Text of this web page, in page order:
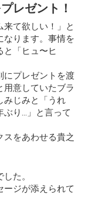
レゼント！
て欲しい！」
と
なります。事情を
と「ヒュ〜ヒ
にプレゼントを渡
用意していたブラ
みじみと「うれ
ぶり…」と言って
スをあわせる貴之
た。
ージが添えられて